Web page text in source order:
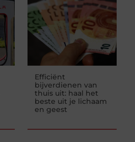
Efficiënt
bijverdienen van
thuis uit: haal het
beste uit je lichaam
en geest